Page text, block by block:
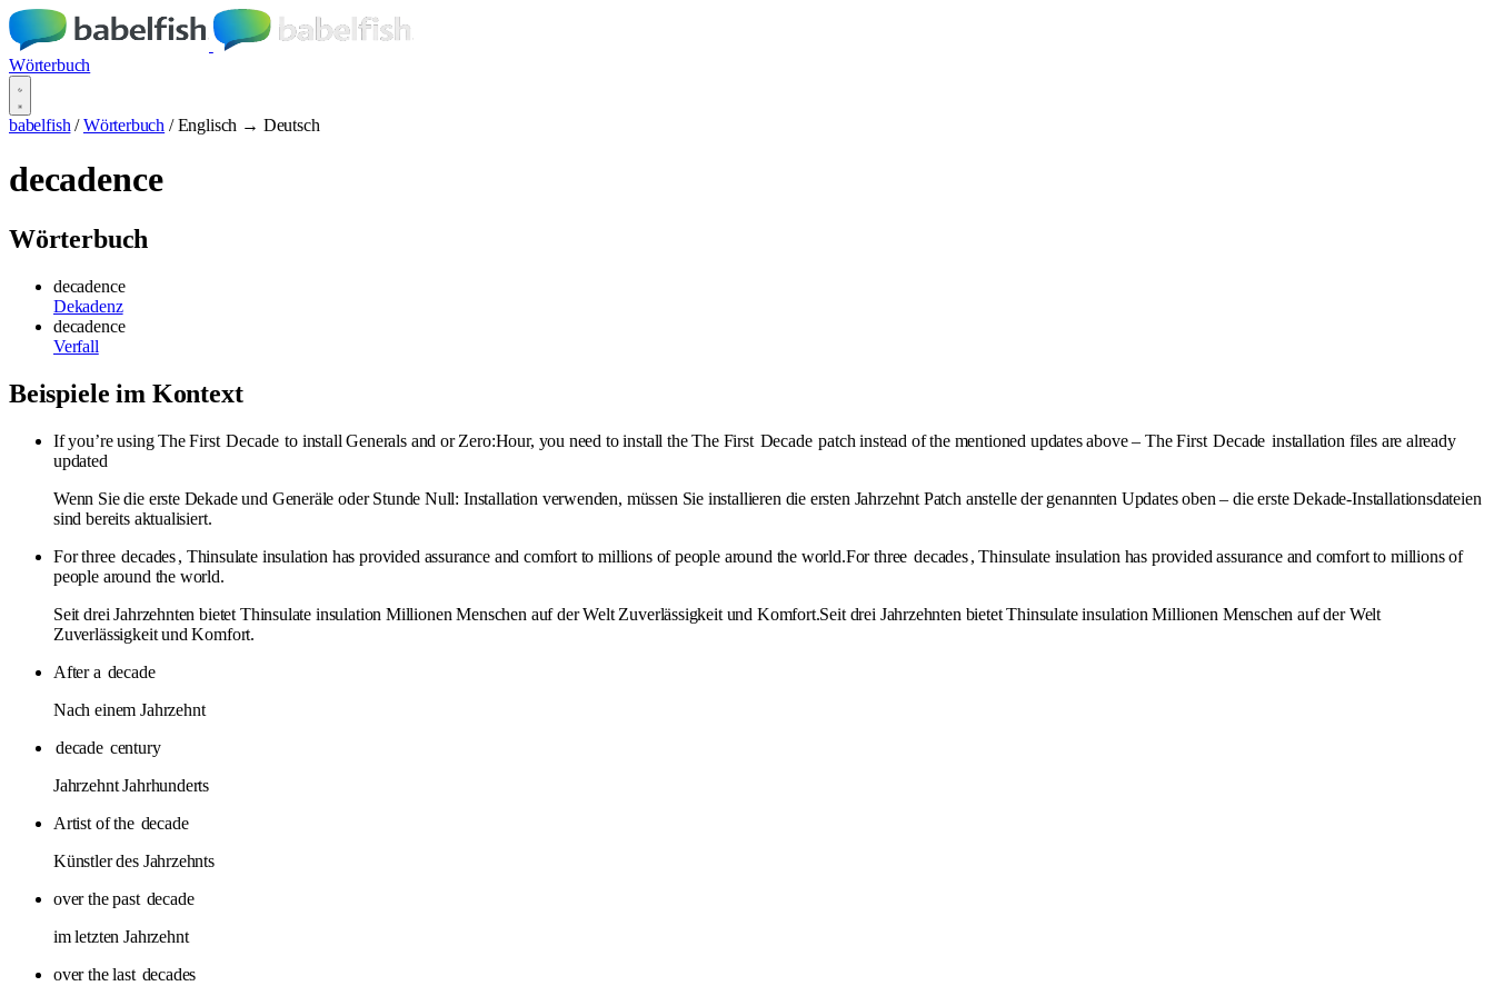
Wörterbuch
babelfish / Wörterbuch / Englisch → Deutsch
decadence
Wörterbuch
decadence
Dekadenz
decadence
Verfall
Beispiele im Kontext
If you’re using The First Decade to install Generals and or Zero:Hour, you need to install the The First Decade patch instead of the mentioned updates above – The First Decade installation files are already
updated
Wenn Sie die erste Dekade und Generäle oder Stunde Null: Installation verwenden, müssen Sie installieren die ersten Jahrzehnt Patch anstelle der genannten Updates oben – die erste Dekade-Installationsdateien
sind bereits aktualisiert.
For three decades, Thinsulate insulation has provided assurance and comfort to millions of people around the world.For three decades, Thinsulate insulation has provided assurance and comfort to millions of
people around the world.
Seit drei Jahrzehnten bietet Thinsulate insulation Millionen Menschen auf der Welt Zuverlässigkeit und Komfort.Seit drei Jahrzehnten bietet Thinsulate insulation Millionen Menschen auf der Welt
Zuverlässigkeit und Komfort.
After a decade
Nach einem Jahrzehnt
decade century
Jahrzehnt Jahrhunderts
Artist of the decade
Künstler des Jahrzehnts
over the past decade
im letzten Jahrzehnt
over the last decades